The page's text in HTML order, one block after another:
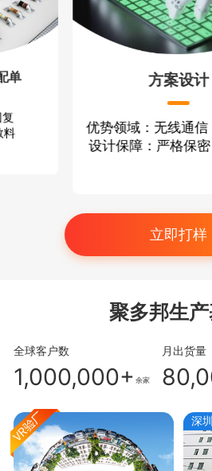
单
料
方案设计
优势领域：无线通
设计保障：严格保
立即打样
聚多邦生
全球客户数
1,000,000+ 余家
月出货量
深